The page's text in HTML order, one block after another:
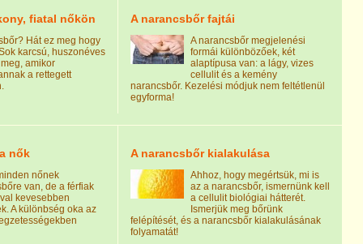
fiatal nőkön
Hát ez meg hogy
karcsú, huszonéves
amikor
a rettegett
A narancsbőr fajtái
A narancsbőr megjelenési
formái különbözőek, két
alaptípusa van: a lágy, vizes
cellulit és a kemény
narancsbőr. Kezelési módjuk nem feltétlenül
egyforma!
nők
nőnek
van, de a férfiak
kevesebben
A különbség oka az
A narancsbőr kialakulása
Ahhoz, hogy megértsük, mi is
az a narancsbőr, ismernünk kell
a cellulit biológiai hátterét.
Ismerjük meg bőrünk
felépítését, és a narancsbőr kialakulásának
folyamatát!